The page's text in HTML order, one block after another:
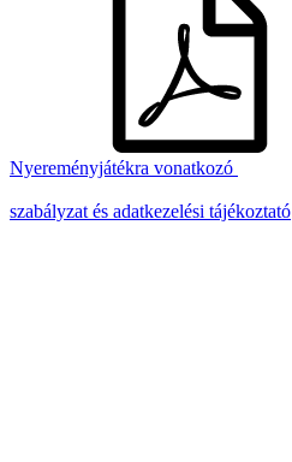
Nyereményjátékra vonatkozó
szabályzat és adatkezelési tájékoztató